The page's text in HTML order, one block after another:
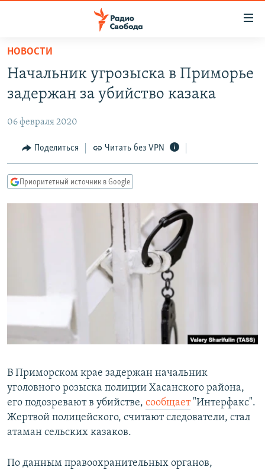
упрощенного
доступа
основному
Вернутся
главной
навигации
Вернутся
АВТОРСКИЕ ПРОЕКТЫ
ЦИТАТЫ СВОБОДЫ
МНЕНИЯ
IDEL.РЕАЛИИ
РАСПИСАНИЕ ВЕЩАНИЯ
ПОДПИШИТЕСЬ НА РАССЫЛКУ
СОЦИАЛЬНЫЕ СЕТИ
Все сайты РСЕ/РС
НОВОСТИ
Начальник угрозыска в Приморье
задержан за убийство казака
06 февраля 2020
Поделиться Читать без VPN
Приоритетный источник в Google
В Приморском крае задержан начальник
уголовного розыска полиции Хасанского района,
его подозревают в убийстве, сообщает"Интерфакс".
Жертвой полицейского, считают следователи, стал
атаман сельских казаков.
По данным правоохранительных органов,